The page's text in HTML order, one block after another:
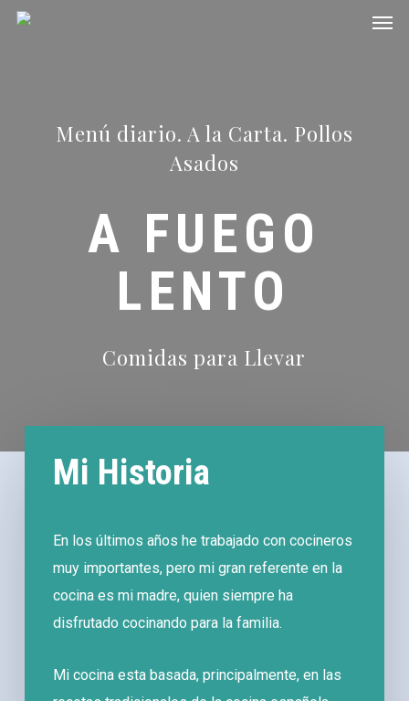
Skip
Menú diario. A la Carta. Pollos
Asados
A FUEGO
LENTO
Comidas para Llevar
Mi Historia
En los últimos años he trabajado con cocineros
muy importantes, pero mi gran referente en la
cocina es mi madre, quien siempre ha
disfrutado cocinando para la familia.
Mi cocina esta basada, principalmente, en las